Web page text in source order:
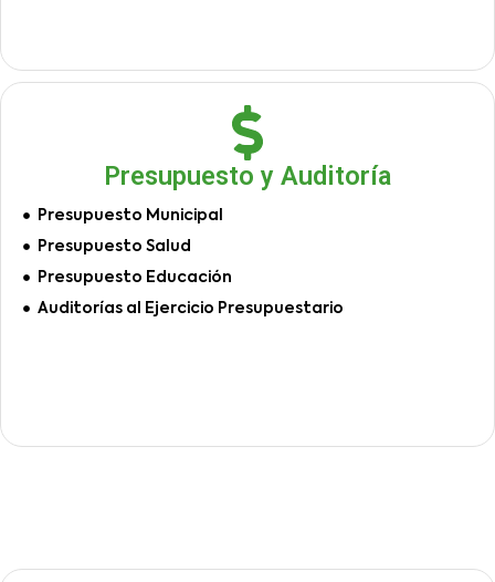
Presupuesto y Auditoría
Presupuesto Municipal
Presupuesto Salud
Presupuesto Educación
Auditorías al Ejercicio Presupuestario